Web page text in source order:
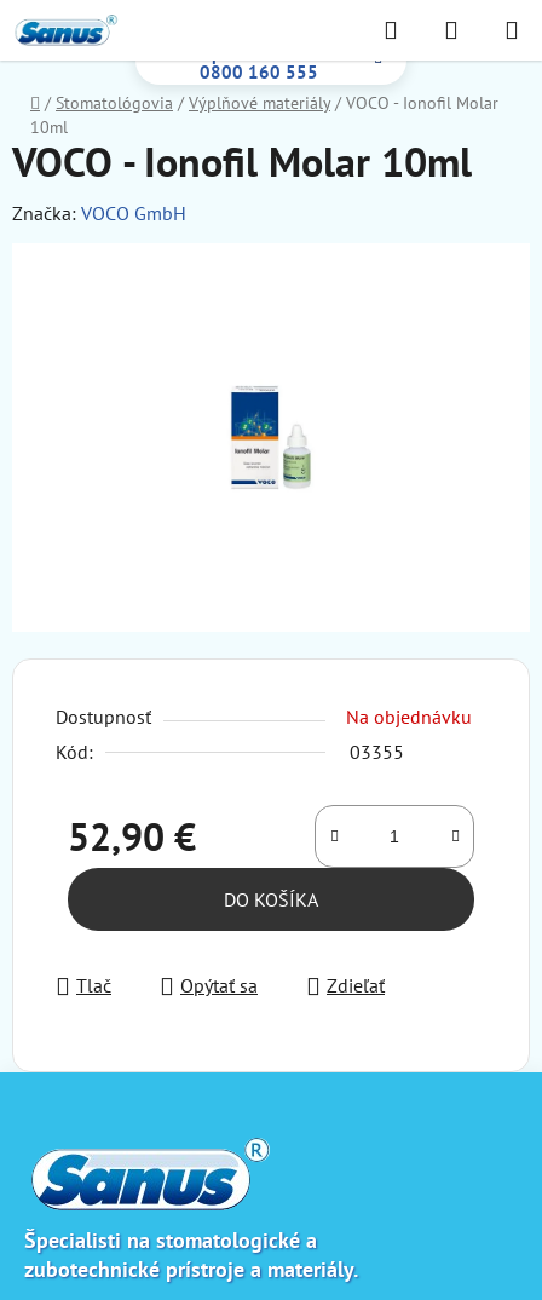
na
obsah
0800 160 555
Hľadať
KOŠÍK
Domov
/ Stomatológovia / Výplňové materiály / VOCO - Ionofil Molar
10ml
Dostupnosť
Na objednávku
Kód:
03355
52,90 €
Jednotková cena:
DO KOŠÍKA
Tlač Opýtať sa Zdieľať
VOCO - Ionofil Molar 10ml
Značka: VOCO GmbH
Špecialisti na stomatologické a
zubotechnické prístroje a materiály.